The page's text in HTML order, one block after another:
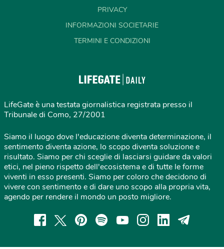
PRIVACY
INFORMAZIONI SOCIETARIE
TERMINI E CONDIZIONI
LifeGate è una testata giornalistica registrata presso il
Tribunale di Como, 27/2001
Siamo il luogo dove l'educazione diventa determinazione, il
sentimento diventa azione, lo scopo diventa soluzione e
risultato. Siamo per chi sceglie di lasciarsi guidare da valori
etici, nel pieno rispetto dell'ecosistema e di tutte le forme
viventi in esso presenti. Siamo per coloro che decidono di
vivere con sentimento e di dare uno scopo alla propria vita,
agendo per rendere il mondo un posto migliore.